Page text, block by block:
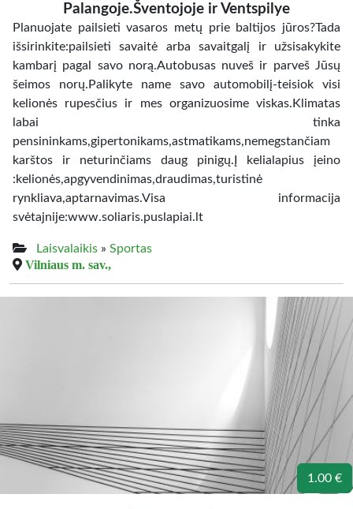
Palangoje.Šventojoje ir Ventspilye
Planuojate pailsieti vasaros metų prie baltijos jūros?Tada
išsirinkite:pailsieti savaitė arba savaitgalį ir užsisakykite
kambarį pagal savo norą.Autobusas nuveš ir parveš Jūsų
šeimos norų.Palikyte name savo automobilį-teisiok visi
kelionės rupesčius ir mes organizuosime viskas.Klimatas
labai tinka
pensininkams,gipertonikams,astmatikams,nemegstančiam
karštos ir neturinčiams daug pinigų.Į kelialapius įeino
:kelionės,apgyvendinimas,draudimas,turistinė
rynkliava,aptarnavimas.Visa informacija
svėtajnije:www.soliaris.puslapiai.lt
Laisvalaikis » Sportas
Vilniaus m. sav.,
1.00 €